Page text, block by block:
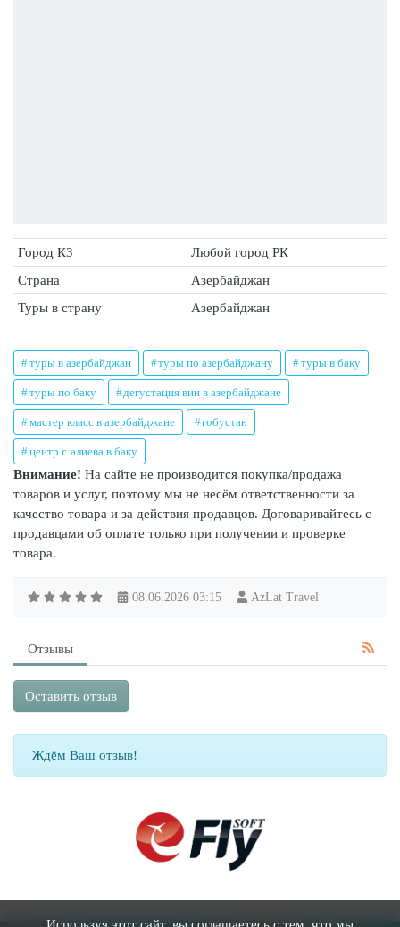
Город КЗ
Любой город РК
Страна
Азербайджан
Туры в страну
Азербайджан
туры в азербайджан туры по азербайджану туры в баку
туры по баку дегустация вин в азербайджане
мастер класс в азербайджане гобустан
центр г. алиева в баку
Внимание! На сайте не производится покупка/продажа
товаров и услуг, поэтому мы не несём ответственности за
качество товара и за действия продавцов. Договаривайтесь с
продавцами об оплате только при получении и проверке
товара.
08.06.2026 03:15 AzLat Travel
Отзывы
Оставить отзыв
Ждём Ваш отзыв!